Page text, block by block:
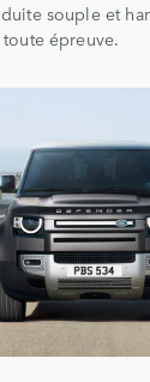
souple et
épreuve.